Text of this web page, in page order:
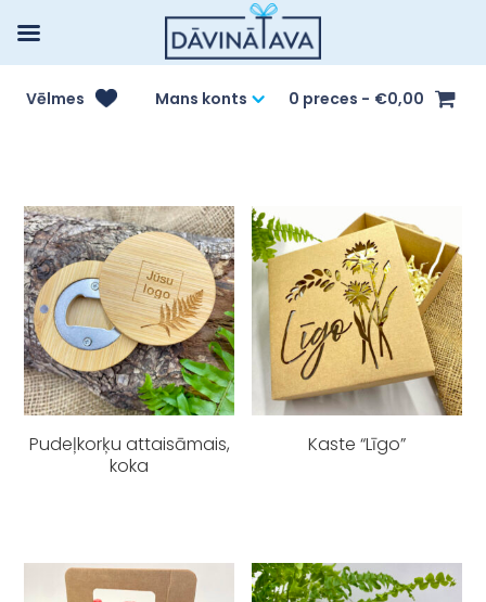
Vēlmes Mans konts 0 preces €0,00
Pudeļkorķu attaisāmais,
koka
Kaste “Līgo”